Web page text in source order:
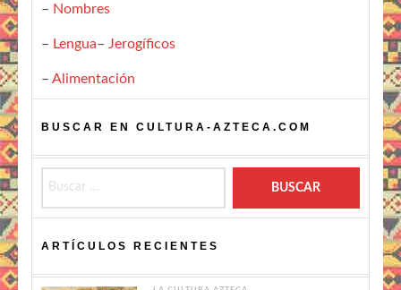
– Nombres
– Lengua– Jerogíficos
– Alimentación
BUSCAR EN CULTURA-AZTECA.COM
ARTÍCULOS RECIENTES